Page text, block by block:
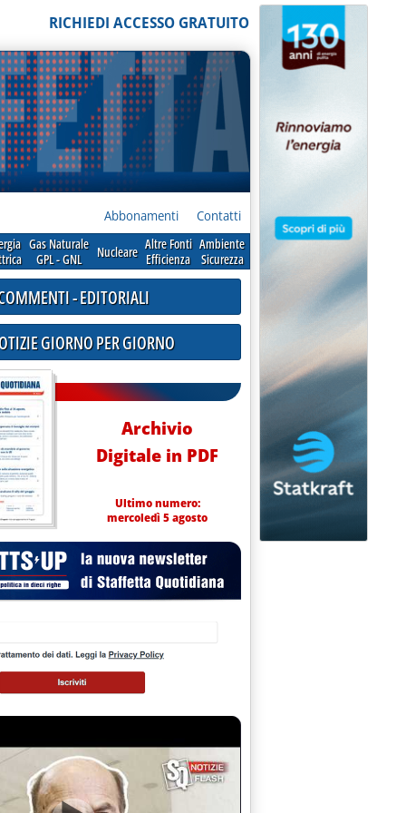
RICHIEDI ACCESSO GRATUITO
Abbonamenti Contatti
Gas Naturale
GPL - GNL
Nucleare Altre Fonti
Efficienza
Ambiente
Sicurezza
Pnrr
8.51.
- EDITORIALI
GIORNO PER GIORNO
Archivio
Digitale in PDF
Ultimo numero:
mercoledì 5 agosto